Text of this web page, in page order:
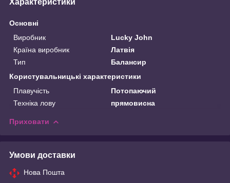
Основні
Виробник
Lucky John
Країна виробник
Латвія
Тип
Балансир
Користувальницькі характеристики
Плавучість
Потопаючий
Техніка лову
прямовисна
Приховати
Умови доставки
Нова Пошта